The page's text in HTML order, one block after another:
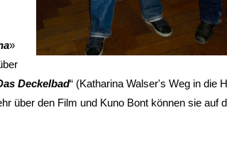
»
Deckelbad“ (Katharina Walser's Weg in die
über den Film und Kuno Bont können sie auf